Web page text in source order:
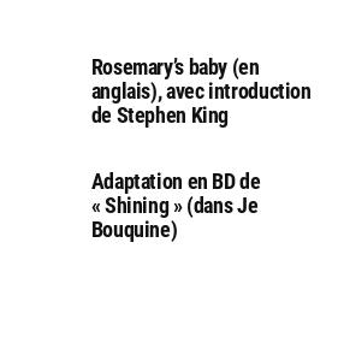
Rosemary’s baby (en
anglais), avec introduction
de Stephen King
Adaptation en BD de
« Shining » (dans Je
Bouquine)